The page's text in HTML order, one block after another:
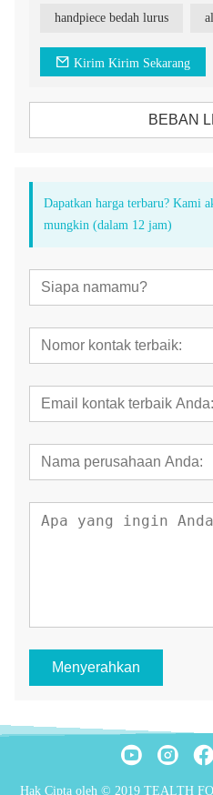
handpiece bedah lurus
Kirim Kirim Sekarang
BEBAN
Dapatkan harga terbaru? Kami
mungkin (dalam 12 jam)
Menyerahkan
Hak Cipta oleh © 2019 TEALTH